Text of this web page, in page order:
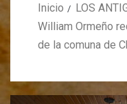
Inicio
LOS
William Ormeño
de la comuna de